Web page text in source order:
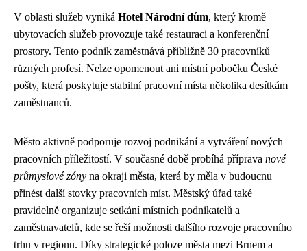
V oblasti služeb vyniká Hotel Národní dům, který kromě
ubytovacích služeb provozuje také restauraci a konferenční
prostory. Tento podnik zaměstnává přibližně 30 pracovníků
různých profesí. Nelze opomenout ani místní pobočku České
pošty, která poskytuje stabilní pracovní místa několika desítkám
zaměstnanců.
Město aktivně podporuje rozvoj podnikání a vytváření nových
pracovních příležitostí. V současné době probíhá příprava nové
průmyslové zóny na okraji města, která by měla v budoucnu
přinést další stovky pracovních míst. Městský úřad také
pravidelně organizuje setkání místních podnikatelů a
zaměstnavatelů, kde se řeší možnosti dalšího rozvoje pracovního
trhu v regionu. Díky strategické poloze města mezi Brnem a